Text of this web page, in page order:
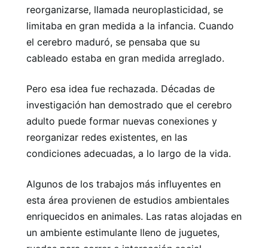
reorganizarse, llamada neuroplasticidad, se
limitaba en gran medida a la infancia. Cuando
el cerebro maduró, se pensaba que su
cableado estaba en gran medida arreglado.
Pero esa idea fue rechazada. Décadas de
investigación han demostrado que el cerebro
adulto puede formar nuevas conexiones y
reorganizar redes existentes, en las
condiciones adecuadas, a lo largo de la vida.
Algunos de los trabajos más influyentes en
esta área provienen de estudios ambientales
enriquecidos en animales. Las ratas alojadas en
un ambiente estimulante lleno de juguetes,